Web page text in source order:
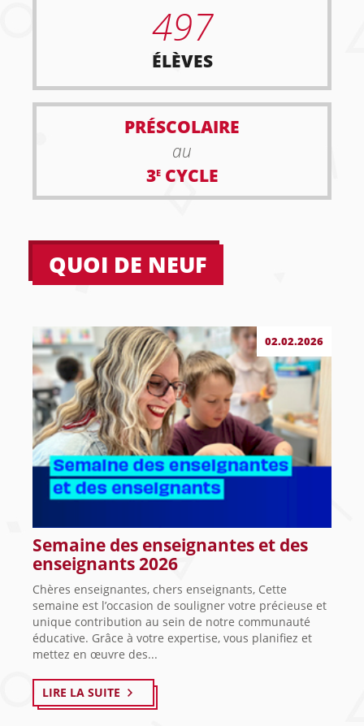
497
ÉLÈVES
PRÉSCOLAIRE
au
3ECYCLE
QUOI DE NEUF
02.02.2026
Semaine des enseignantes et des
enseignants 2026
Chères enseignantes, chers enseignants, Cette
semaine est l’occasion de souligner votre précieuse et
unique contribution au sein de notre communauté
éducative. Grâce à votre expertise, vous planifiez et
mettez en œuvre des...
LIRE LA SUITE